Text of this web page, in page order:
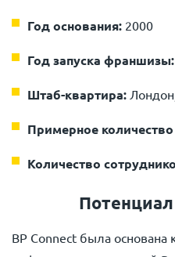
Год основания: 2000
Год запуска франшизы:
Штаб-квартира:
Примерное
Количество
BP Connect была